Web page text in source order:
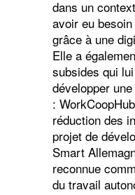
dans un
avoir eu
grâce à une
Elle a
subsides qui
développer
:
réduction des
projet de
Smart
reconnue
du travail